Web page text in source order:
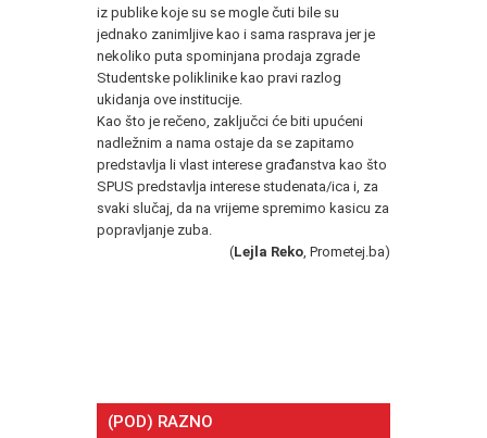
iz publike koje su se mogle čuti bile su
jednako zanimljive kao i sama rasprava jer je
nekoliko puta spominjana prodaja zgrade
Studentske poliklinike kao pravi razlog
ukidanja ove institucije.
Kao što je rečeno, zaključci će biti upućeni
nadležnim a nama ostaje da se zapitamo
predstavlja li vlast interese građanstva kao što
SPUS predstavlja interese studenata/ica i, za
svaki slučaj, da na vrijeme spremimo kasicu za
popravljanje zuba.
(Lejla Reko , Prometej.ba)
(POD) RAZNO